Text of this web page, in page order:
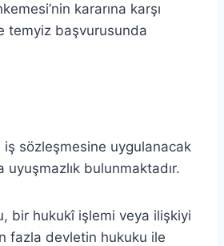
kararına karşı
temyiz başvurusunda
iş sözleşmesine uygulanacak
uyuşmazlık bulunmaktadır.
bir hukukî işlemi veya ilişkiyi
fazla devletin hukuku ile